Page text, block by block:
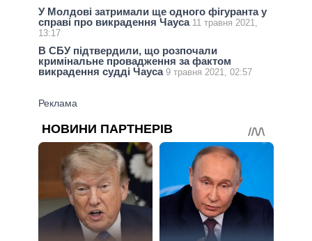
У Молдові затримали ще одного фігуранта у
справі про викрадення Чауса 11 травня 2021,
13:17
В СБУ підтвердили, що розпочали
кримінальне провадження за фактом
викрадення судді Чауса 9 травня 2021, 02:57